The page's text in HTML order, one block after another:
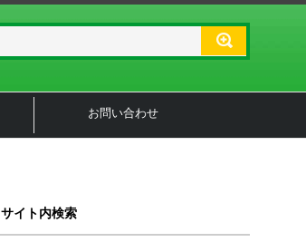
お問い合わせ
サイト内検索